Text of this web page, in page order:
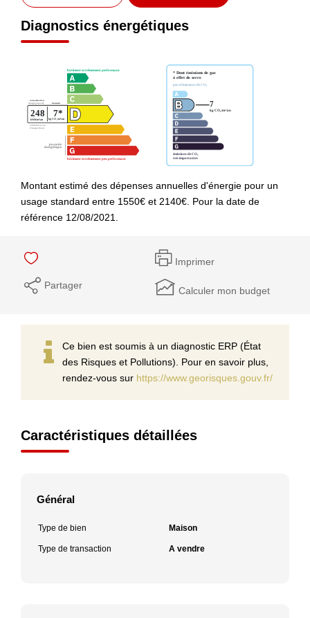
Diagnostics énergétiques
Montant estimé des dépenses annuelles d'énergie pour un
usage standard entre 1550€ et 2140€. Pour la date de
référence 12/08/2021.
Imprimer
Partager Calculer mon budget
Ce bien est soumis à un diagnostic ERP (État
des Risques et Pollutions). Pour en savoir plus,
rendez-vous sur https://www.georisques.gouv.fr/
Caractéristiques détaillées
Général
Type de bien Maison
Type de transaction A vendre